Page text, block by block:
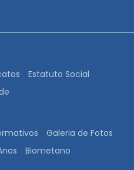
Estatuto Social
Galeria de Fotos
Biometano